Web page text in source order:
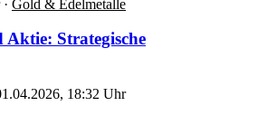
· Gold & Edelmetalle
Strategische
18:32 Uhr